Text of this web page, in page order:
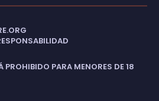
PROHIBIDO PARA MENORES DE 18